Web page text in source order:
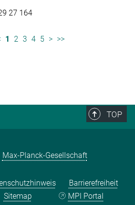
27 164
1 2 3 4 5 > >>
TOP
Max-Planck-Gesellschaft
Barrierefreiheit
Sitemap MPI Portal